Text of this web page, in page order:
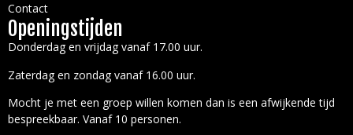
Contact
Openingstijden
Donderdag en vrijdag vanaf 17.00 uur.
Zaterdag en zondag vanaf 16.00 uur.
Mocht je met een groep willen komen dan is een afwijkende tijd
bespreekbaar. Vanaf 10 personen.